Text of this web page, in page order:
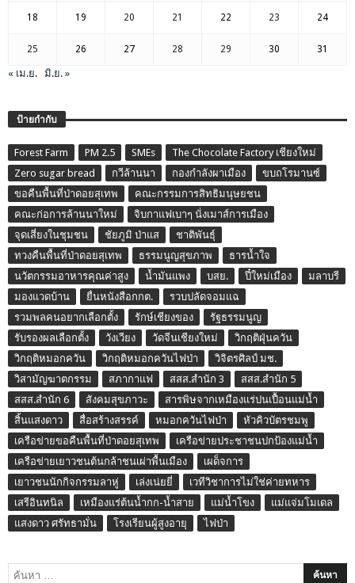
18 19 20 21 22 23 24
25 26 27 28 29 30 31
« เม.ย. มิ.ย. »
ป้ายกำกับ
Forest Farm PM 2.5 SMEs
The Chocolate Factory เชียงใหม่
Zero sugar bread
กวีล้านนา กองกำลังผาเมือง
ขบถโรมานซ์
ขอคืนพื้นที่ป่าดอยสุเทพ
คณะกรรมการสิทธิมนุษยชน
คณะก่อการล้านนาใหม่
จิบกาแฟเบาๆ นั่งเมาส์การเมือง
จุดเสี่ยงในชุมชน
ชัยภูมิ ป่าแส
ชาติพันธุ์
ทวงคืนพื้นที่ป่าดอยสุเทพ
ธรรมนูญสุขภาพ
ธารน้ำใจ
นวัตกรรมอาหารคุณค่าสูง
น้ำมันแพง บสย. ปี๋ใหม่เมือง
มลาบรี
มองแวดบ้าน
ยื่นหนังสือกกต.
รวบปลัดจอมแฉ
รวมพลคนอยากเลือกตั้ง
รักษ์เชียงของ
รัฐธรรมนูญ
รับรองผลเลือกตั้ง
วังเวียง วัดจีนเชียงใหม่
วิกฤติฝุ่นควัน
วิกฤติหมอกควัน
วิกฤติหมอกควันไฟป่า
วิจิตรศิลป์ มช.
วิสามัญฆาตกรรม
สภากาแฟ สสส.สำนัก 3
สสส.สำนัก 5
สสส.สำนัก 6
สังคมสุขภาวะ
สารพิษจากเหมืองแร่ปนเปื้อนแม่น้ำ
สิ้นแสงดาว
สื่อสร้างสรรค์ หมอกควันไฟป่า
หัวคิวบัตรชมพู
เครือข่ายขอคืนพื้นที่ป่าดอยสุเทพ
เครือข่ายประชาชนปกป้องแม่น้ำ
เครือข่ายเยาวชนต้นกล้าชนเผ่าพื้นเมือง
เผด็จการ
เยาวชนนักกิจกรรมลาหู่
เล่งเน่ยยี่
เวทีวิชาการไม่ใช่ค่ายทหาร
เสรีอินทนิล
เหมืองแร่ต้นน้ำกก-น้ำสาย แม่น้ำโขง
แม่แจ่มโมเดล
แสงดาว ศรัทธามั่น
โรงเรียนผู้สูงอายุ ไฟป่า